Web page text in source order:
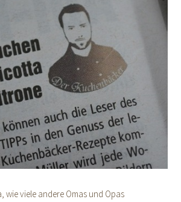
wie viele andere Omas und Opas